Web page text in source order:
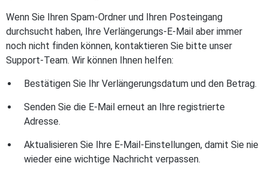
Wenn Sie Ihren Spam-Ordner und Ihren Posteingang
durchsucht haben, Ihre Verlängerungs-E-Mail aber immer
noch nicht finden können, kontaktieren Sie bitte unser
Support-Team. Wir können Ihnen helfen:
Bestätigen Sie Ihr Verlängerungsdatum und den Betrag.
Senden Sie die E-Mail erneut an Ihre registrierte
Adresse.
Aktualisieren Sie Ihre E-Mail-Einstellungen, damit Sie nie
wieder eine wichtige Nachricht verpassen.